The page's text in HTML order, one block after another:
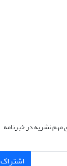
مهم نشریه در خبرنامه
اشتراک